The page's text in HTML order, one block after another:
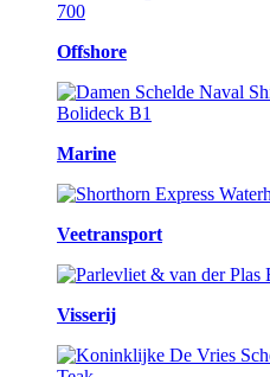
Offshore
Marine
Veetransport
Visserij